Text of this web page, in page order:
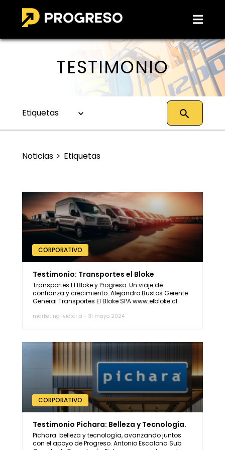
TESTIMONIO
Etiquetas
Noticias Etiquetas
CORPORATIVO
Testimonio: Transportes el Bloke
Transportes El Bloke y Progreso. Un viaje de
confianza y crecimiento. Alejandro Bustos Gerente
General Transportes El Bloke SPA www.elbloke.cl
la confianza y el apoyo financiero son pilares
comparte su experiencia en su relación […]
marketing-victoria - 31 mayo 2024
CORPORATIVO
Testimonio Pichara: Belleza y Tecnología.
Pichara: belleza y tecnología, avanzando juntos
con el apoyo de Progreso. Antonio Escalona Sub